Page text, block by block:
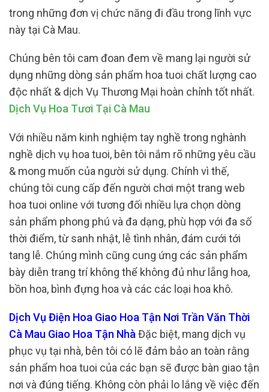
trong những đơn vị chức năng đi đầu trong lĩnh vực
này tại Cà Mau.
Chúng bên tôi cam đoan đem về mang lại người sử
dụng những dòng sản phẩm hoa tuoi chất lượng cao
độc nhất & dịch Vụ Thương Mại hoàn chỉnh tốt nhất.
Dịch Vụ Hoa Tươi Tại Cà Mau
Với nhiều năm kinh nghiệm tay nghề trong nghành
nghề dịch vụ hoa tuoi, bên tôi nắm rõ những yêu cầu
& mong muốn của người sử dụng. Chính vì thế,
chúng tôi cung cấp đến người chơi một trang web
hoa tuoi online với tương đối nhiều lựa chọn dòng
sản phẩm phong phú và đa dạng, phù hợp với đa số
thời điểm, từ sanh nhật, lễ tình nhân, đám cưới tới
tang lễ. Chúng mình cũng cung ứng các sản phẩm
bày diễn trang trí không thể không đủ như lẵng hoa,
bồn hoa, bình đựng hoa và các các loại hoa khô.
Dịch Vụ Điện Hoa Giao Hoa Tận Nơi Trần Văn Thời
Cà Mau Giao Hoa Tận Nhà Đặc biệt, mang dịch vụ
phục vụ tại nhà, bên tôi có lẽ đảm bảo an toàn rằng
sản phẩm hoa tuoi của các bạn sẽ được bàn giao tận
nơi và đúng tiếng. Không còn phải lo lắng về việc đến